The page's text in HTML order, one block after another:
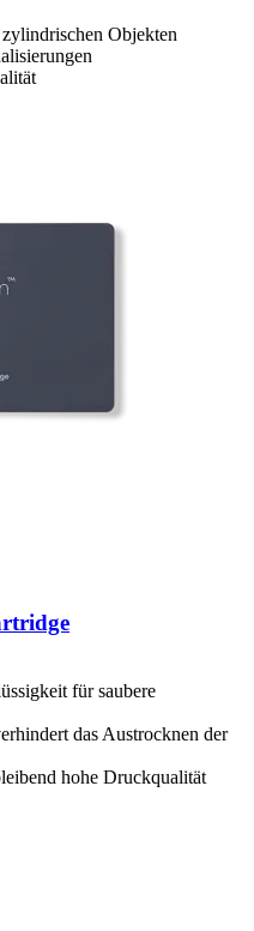
Objekten
für saubere
das Austrocknen der
hohe Druckqualität